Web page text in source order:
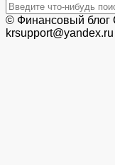
© Финансовый блог
krsupport@yandex.ru